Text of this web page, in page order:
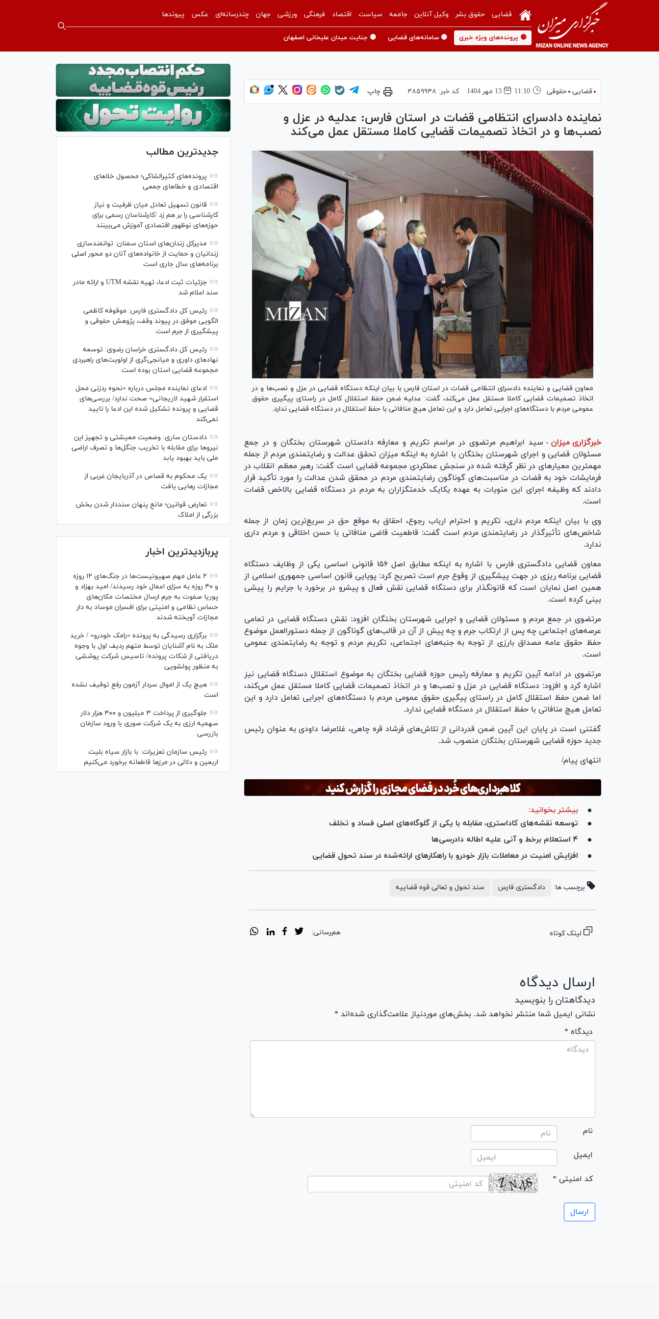
قضایی حقوق بشر وکیل آنلاین جامعه سیاست اقتصاد فرهنگی ورزشی جهان چندرسانه‌ای عکس پیوندها
🟡 پرونده‌های ویژه خبری 🟡 سامانه‌های قضایی 🟡 جنایت میدان علیخانی اصفهان
قضایی حقوقی 11:10 13 مهر 1404 کد خبر: ۴۸۵۹۹۴۸ چاپ
نماینده دادسرای انتظامی قضات در استان فارس: عدلیه در عزل و
نصب‌ها و در اتخاذ تصمیمات قضایی کاملا مستقل عمل می‌کند
معاون قضایی و نماینده دادسرای انتظامی قضات در استان فارس با بیان اینکه دستگاه قضایی در عزل و نصب‌ها و در
اتخاذ تصمیمات قضایی کاملا مستقل عمل می‌کند، گفت: عدلیه ضمن حفظ استقلال کامل در راستای پیگیری حقوق
عمومی مردم با دستگاه‌های اجرایی تعامل دارد و این تعامل هیچ منافاتی با حفظ استقلال در دستگاه قضایی ندارد.
خبرگزاری میزان - سید ابراهیم مرتضوی در مراسم تکریم و معارفه دادستان شهرستان بختگان و در جمع
مسئولان قضایی و اجرای شهرستان بختگان با اشاره به اینکه میزان تحقق عدالت و رضایتمندی مردم از جمله
مهمترین معیار‌های در نظر گرفته شده در سنجش عملکردی مجموعه قضایی است گفت: رهبر معظم انقلاب در
فرمایشات خود به قضات در مناسبت‌های گوناگون رضایتمندی مردم در محقق شدن عدالت را مورد تأکید قرار
دادند که وظیفه اجرای این منویات به عهده یکایک خدمتگزاران به مردم در دستگاه قضایی بالاخص قضات
است.
وی با بیان اینکه مردم داری، تکریم و احترام ارباب رجوع، احقاق به موقع حق در سریع‌ترین زمان از جمله
شاخص‌های تأثیرگذار در رضایتمندی مردم است گفت: قاطعیت قاضی منافاتی با حسن اخلاقی و مردم داری
ندارد.
معاون قضایی دادگستری فارس با اشاره به اینکه مطابق اصل ۱۵۶ قانونی اساسی یکی از وظایف دستگاه
قضایی برنامه ریزی در جهت پیشگیری از وقوع جرم است تصریح کرد: پویایی قانون اساسی جمهوری اسلامی از
همین اصل نمایان است که قانونگذار برای دستگاه قضایی نقش فعال و پیشرو در برخورد با جرایم را پیشی
بینی کرده است.
مرتضوی در جمع مردم و مسئولان قضایی و اجرایی شهرستان بختگان افزود: نقش دستگاه قضایی در تمامی
عرصه‌های اجتماعی چه پس از ارتکاب جرم و چه پیش از آن در قالب‌های گوناگون از جمله دستورالعمل موضوع
حفظ حقوق عامه مصداق بارزی از توجه به جنبه‌های اجتماعی، تکریم مردم و توجه به رضایتمندی عمومی
است.
مرتضوی در ادامه آیین تکریم و معارفه رئیس حوزه قضایی بختگان به موضوع استقلال دستگاه قضایی نیز
اشاره کرد و افزود: دستگاه قضایی در عزل و نصب‌ها و در اتخاذ تصمیمات قضایی کاملا مستقل عمل می‌کند،
اما ضمن حفظ استقلال کامل در راستای پیگیری حقوق عمومی مردم با دستگاه‌های اجرایی تعامل دارد و این
تعامل هیچ منافاتی با حفظ استقلال در دستگاه قضایی ندارد.
گفتنی است در پایان این آیین ضمن قدردانی از تلاش‌های فرشاد قره چاهی، غلامرضا داودی به عنوان رئیس
جدید حوزه قضایی شهرستان بختگان منصوب شد.
انتهای پیام/
بیشتر بخوانید:
توسعه نقشه‌های کاداستری، مقابله با یکی از گلوگاه‌های اصلی فساد و تخلف
۴ استعلام برخط و آنی علیه اطاله دادرسی‌ها
افزایش امنیت در معاملات بازار خودرو با راهکارهای ارائه‌شده در سند تحول قضایی
برچسب ها: دادگستری فارس سند تحول و تعالی قوه قضاییه
لینک کوتاه هم‌رسانی:
ارسال دیدگاه
دیدگاهتان را بنویسید
نشانی ایمیل شما منتشر نخواهد شد. بخش‌های موردنیاز علامت‌گذاری شده‌اند *
* دیدگاه
نام
ایمیل
* کد امنیتی
جدیدترین مطالب
پرونده‌های کثیرالشاکی؛ محصول خلا‌های
اقتصادی و خطا‌های جمعی
قانون تسهیل تعادل میان ظرفیت و نیاز
کارشناسی را بر هم زد /کارشناسان رسمی برای
حوزه‌های نوظهور اقتصادی آموزش می‌بینند
مدیرکل زندان‌های استان سمنان: توانمندسازی
زندانیان و حمایت از خانواده‌های آنان دو محور اصلی
برنامه‌های سال جاری است
جزئیات ثبت ادعا، تهیه نقشه UTM و ارائه مادر
سند اعلام شد
رئیس کل دادگستری فارس: موقوفه کاظمی
الگویی موفق در پیوند وقف، پژوهش حقوقی و
پیشگیری از جرم است
رئیس کل دادگستری خراسان رضوی: توسعه
نهاد‌های داوری و میانجی‌گری از اولویت‌های راهبردی
مجموعه قضایی استان بوده است
ادعای نماینده مجلس درباره «نحوه ردزنی محل
استقرار شهید لاریجانی» صحت ندارد/ بررسی‌های
قضایی و پرونده تشکیل شده این ادعا را تایید
نمی‌کند
دادستان ساری: وضعیت معیشتی و تجهیز این
نیرو‌ها برای مقابله با تخریب جنگل‌ها و تصرف اراضی
ملی باید بهبود یابد
یک محکوم به قصاص در آذربایجان‌ غربی از
مجازات رهایی یافت
تعارض قوانین؛ مانع پنهان سنددار شدن بخش
بزرگی از املاک
پربازدیدترین اخبار
۲ عامل مهم صهیونیست‌ها در جنگ‌های ۱۲ روزه
و ۴۰ روزه به سزای اعمال خود رسیدند/ امید بهزاد و
پوریا صفوت به جرم ارسال مختصات مکان‌های
حساس نظامی و امنیتی برای افسران موساد به دار
مجازات آویخته شدند
برگزاری رسیدگی به پرونده «رامک خودرو» / خرید
ملک به نام آشنایان توسط متهم ردیف اول با وجوه
دریافتی از شکات پرونده/ تاسیس شرکت پوششی
به منظور پولشویی
هیچ یک از اموال سردار آزمون رفع توقیف نشده
است
جلوگیری از پرداخت ۳ میلیون و ۴۰۰ هزار دلار
سهمیه ارزی به یک شرکت صوری با ورود سازمان
بازرسی
رئیس سازمان تعزیرات: با بازار سیاه بلیت
اربعین و دلالی در مرز‌ها قاطعانه برخورد می‌کنیم